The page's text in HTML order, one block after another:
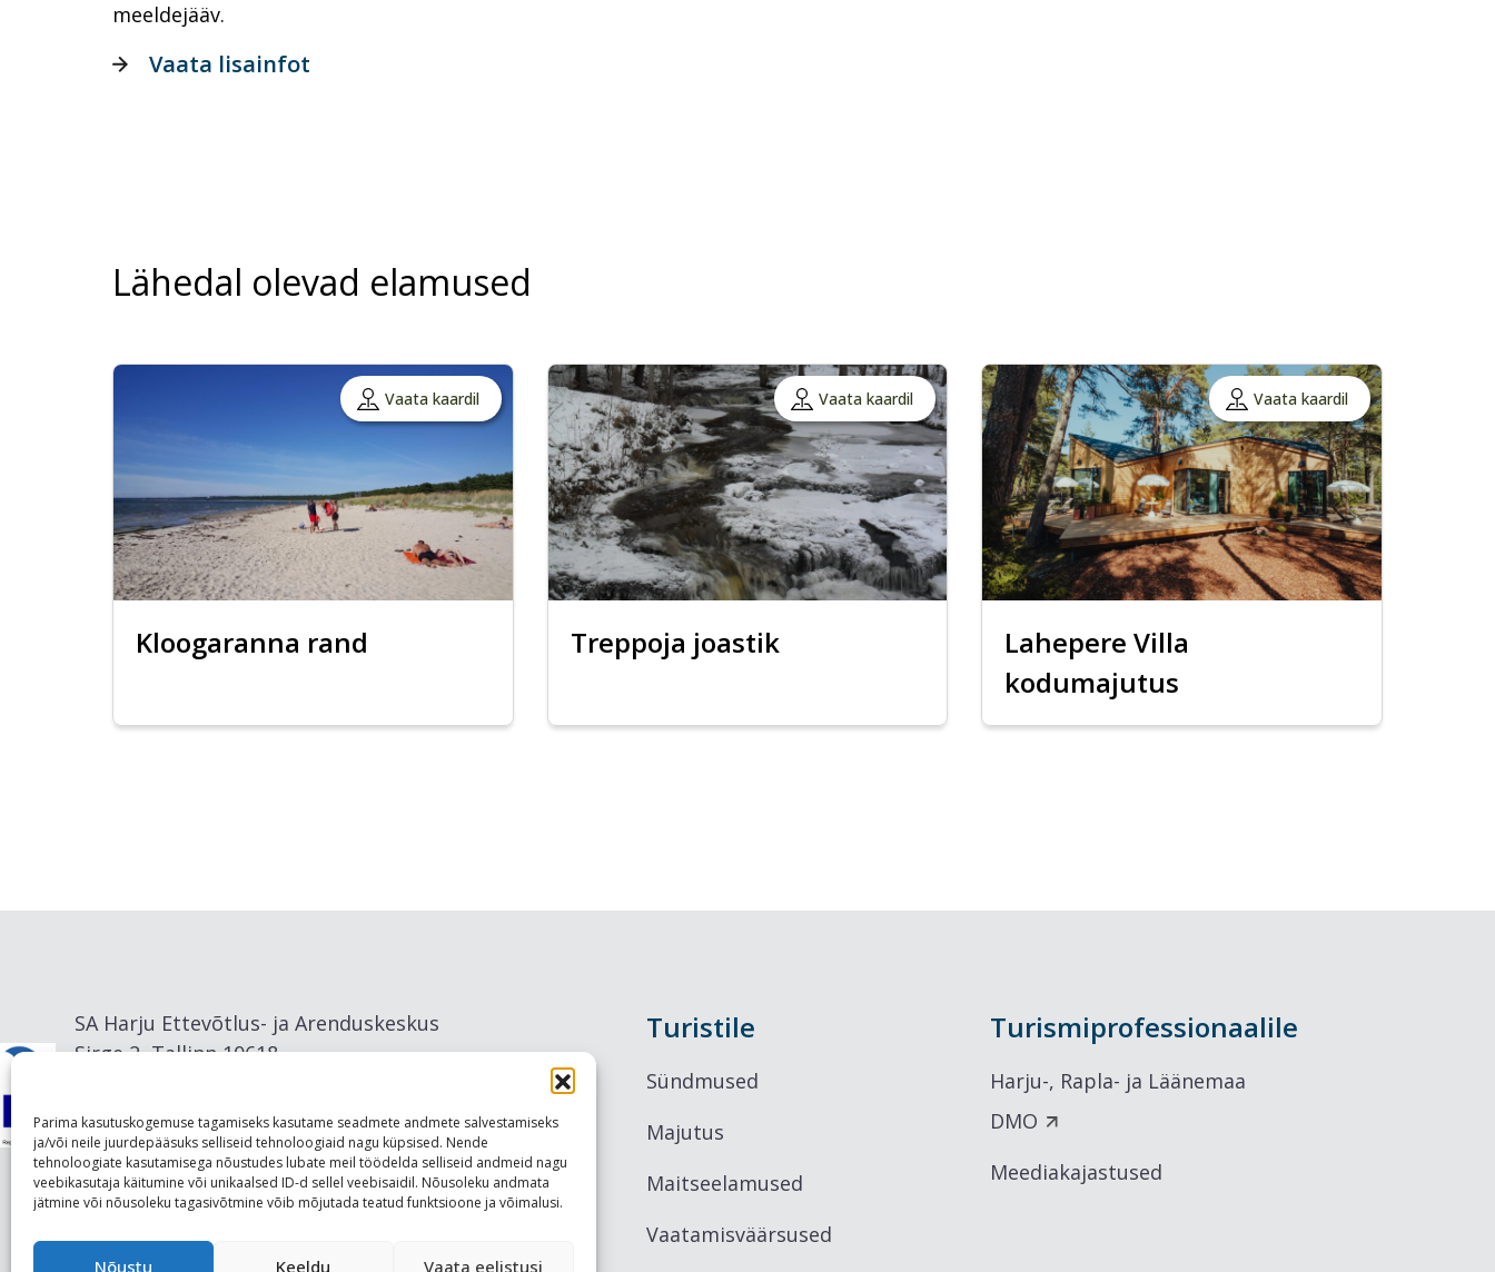
Parima kasutuskogemuse tagamiseks kasutame seadmete andmete salvestamiseks
ja/või neile juurdepääsuks selliseid tehnoloogiaid nagu küpsised. Nende
tehnoloogiate kasutamisega nõustudes lubate meil töödelda selliseid andmeid nagu
veebikasutaja käitumine või unikaalsed ID-d sellel veebisaidil. Nõusoleku andmata
jätmine või nõusoleku tagasivõtmine võib mõjutada teatud funktsioone ja võimalusi.
Nõustu Keeldu Vaata eelistusi
meeldejääv.
Vaata lisainfot
Lähedal olevad elamused
Vaata kaardil
Kloogaranna rand
Vaata kaardil
Treppoja joastik
Vaata kaardil
Lahepere Villa
kodumajutus
SA Harju Ettevõtlus- ja Arenduskeskus
Sirge 2, Tallinn 10618
Turistile
Sündmused
Majutus
Maitseelamused
Vaatamisväärsused
Turismiprofessionaalile
Harju-, Rapla- ja Läänemaa
DMO
Meediakajastused